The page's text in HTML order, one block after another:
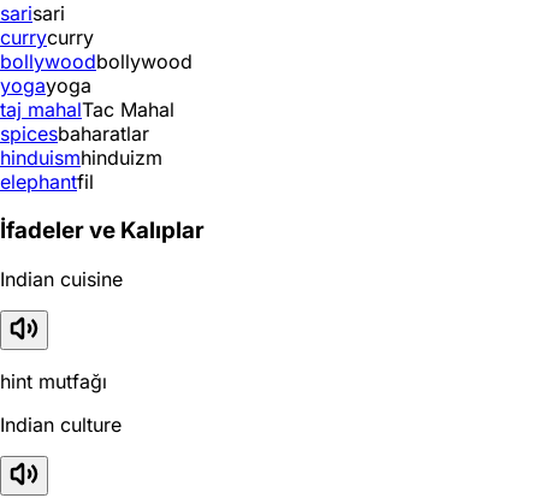
sarisari
currycurry
bollywoodbollywood
yogayoga
taj mahalTac Mahal
spicesbaharatlar
hinduismhinduizm
elephantfil
İfadeler ve Kalıplar
Indian cuisine
hint mutfağı
Indian culture